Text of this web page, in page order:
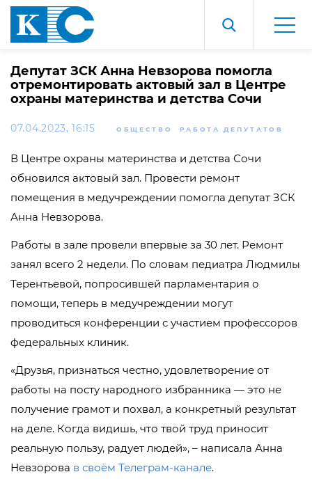
Депутат ЗСК Анна Невзорова помогла
отремонтировать актовый зал в Центре
охраны материнства и детства Сочи
07.04.2023, 16:15 ОБЩЕСТВО РАБОТА ДЕПУТАТОВ
В Центре охраны материнства и детства Сочи
обновился актовый зал. Провести ремонт
помещения в медучреждении помогла депутат ЗСК
Анна Невзорова.
Работы в зале провели впервые за 30 лет. Ремонт
занял всего 2 недели. По словам педиатра Людмилы
Терентьевой, попросившей парламентария о
помощи, теперь в медучреждении могут
проводиться конференции с участием профессоров
федеральных клиник.
«Друзья, признаться честно, удовлетворение от
работы на посту народного избранника — это не
получение грамот и похвал, а конкретный результат
на деле. Когда видишь, что твой труд приносит
реальную пользу, радует людей», – написала Анна
Невзорова в своём Телеграм-канале.